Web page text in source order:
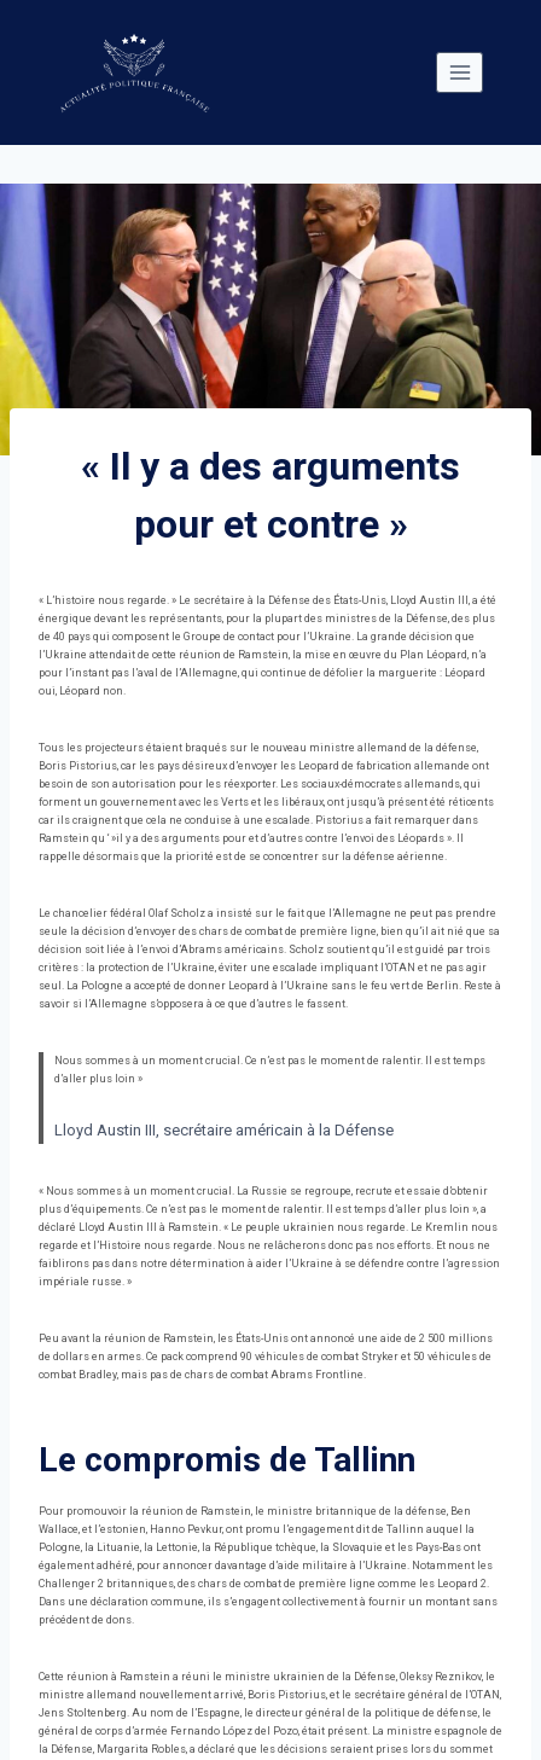
« Il y a des arguments
pour et contre »
« L’histoire nous regarde. » Le secrétaire à la Défense des États-Unis, Lloyd Austin III, a été
énergique devant les représentants, pour la plupart des ministres de la Défense, des plus
de 40 pays qui composent le Groupe de contact pour l’Ukraine. La grande décision que
l’Ukraine attendait de cette réunion de Ramstein, la mise en œuvre du Plan Léopard, n’a
pour l’instant pas l’aval de l’Allemagne, qui continue de défolier la marguerite : Léopard
oui, Léopard non.
Tous les projecteurs étaient braqués sur le nouveau ministre allemand de la défense,
Boris Pistorius, car les pays désireux d’envoyer les Leopard de fabrication allemande ont
besoin de son autorisation pour les réexporter. Les sociaux-démocrates allemands, qui
forment un gouvernement avec les Verts et les libéraux, ont jusqu’à présent été réticents
car ils craignent que cela ne conduise à une escalade. Pistorius a fait remarquer dans
Ramstein qu ‘ »il y a des arguments pour et d’autres contre l’envoi des Léopards ». Il
rappelle désormais que la priorité est de se concentrer sur la défense aérienne.
Le chancelier fédéral Olaf Scholz a insisté sur le fait que l’Allemagne ne peut pas prendre
seule la décision d’envoyer des chars de combat de première ligne, bien qu’il ait nié que sa
décision soit liée à l’envoi d’Abrams américains. Scholz soutient qu’il est guidé par trois
critères : la protection de l’Ukraine, éviter une escalade impliquant l’OTAN et ne pas agir
seul. La Pologne a accepté de donner Leopard à l’Ukraine sans le feu vert de Berlin. Reste à
savoir si l’Allemagne s’opposera à ce que d’autres le fassent.
Nous sommes à un moment crucial. Ce n’est pas le moment de ralentir. Il est temps
d’aller plus loin »
Lloyd Austin III, secrétaire américain à la Défense
« Nous sommes à un moment crucial. La Russie se regroupe, recrute et essaie d’obtenir
plus d’équipements. Ce n’est pas le moment de ralentir. Il est temps d’aller plus loin », a
déclaré Lloyd Austin III à Ramstein. « Le peuple ukrainien nous regarde. Le Kremlin nous
regarde et l’Histoire nous regarde. Nous ne relâcherons donc pas nos efforts. Et nous ne
faiblirons pas dans notre détermination à aider l’Ukraine à se défendre contre l’agression
impériale russe. »
Peu avant la réunion de Ramstein, les États-Unis ont annoncé une aide de 2 500 millions
de dollars en armes. Ce pack comprend 90 véhicules de combat Stryker et 50 véhicules de
combat Bradley, mais pas de chars de combat Abrams Frontline.
Le compromis de Tallinn
Pour promouvoir la réunion de Ramstein, le ministre britannique de la défense, Ben
Wallace, et l’estonien, Hanno Pevkur, ont promu l’engagement dit de Tallinn auquel la
Pologne, la Lituanie, la Lettonie, la République tchèque, la Slovaquie et les Pays-Bas ont
également adhéré, pour annoncer davantage d’aide militaire à l’Ukraine. Notamment les
Challenger 2 britanniques, des chars de combat de première ligne comme les Leopard 2.
Dans une déclaration commune, ils s’engagent collectivement à fournir un montant sans
précédent de dons.
Cette réunion à Ramstein a réuni le ministre ukrainien de la Défense, Oleksy Reznikov, le
ministre allemand nouvellement arrivé, Boris Pistorius, et le secrétaire général de l’OTAN,
Jens Stoltenberg. Au nom de l’Espagne, le directeur général de la politique de défense, le
général de corps d’armée Fernando López del Pozo, était présent. La ministre espagnole de
la Défense, Margarita Robles, a déclaré que les décisions seraient prises lors du sommet